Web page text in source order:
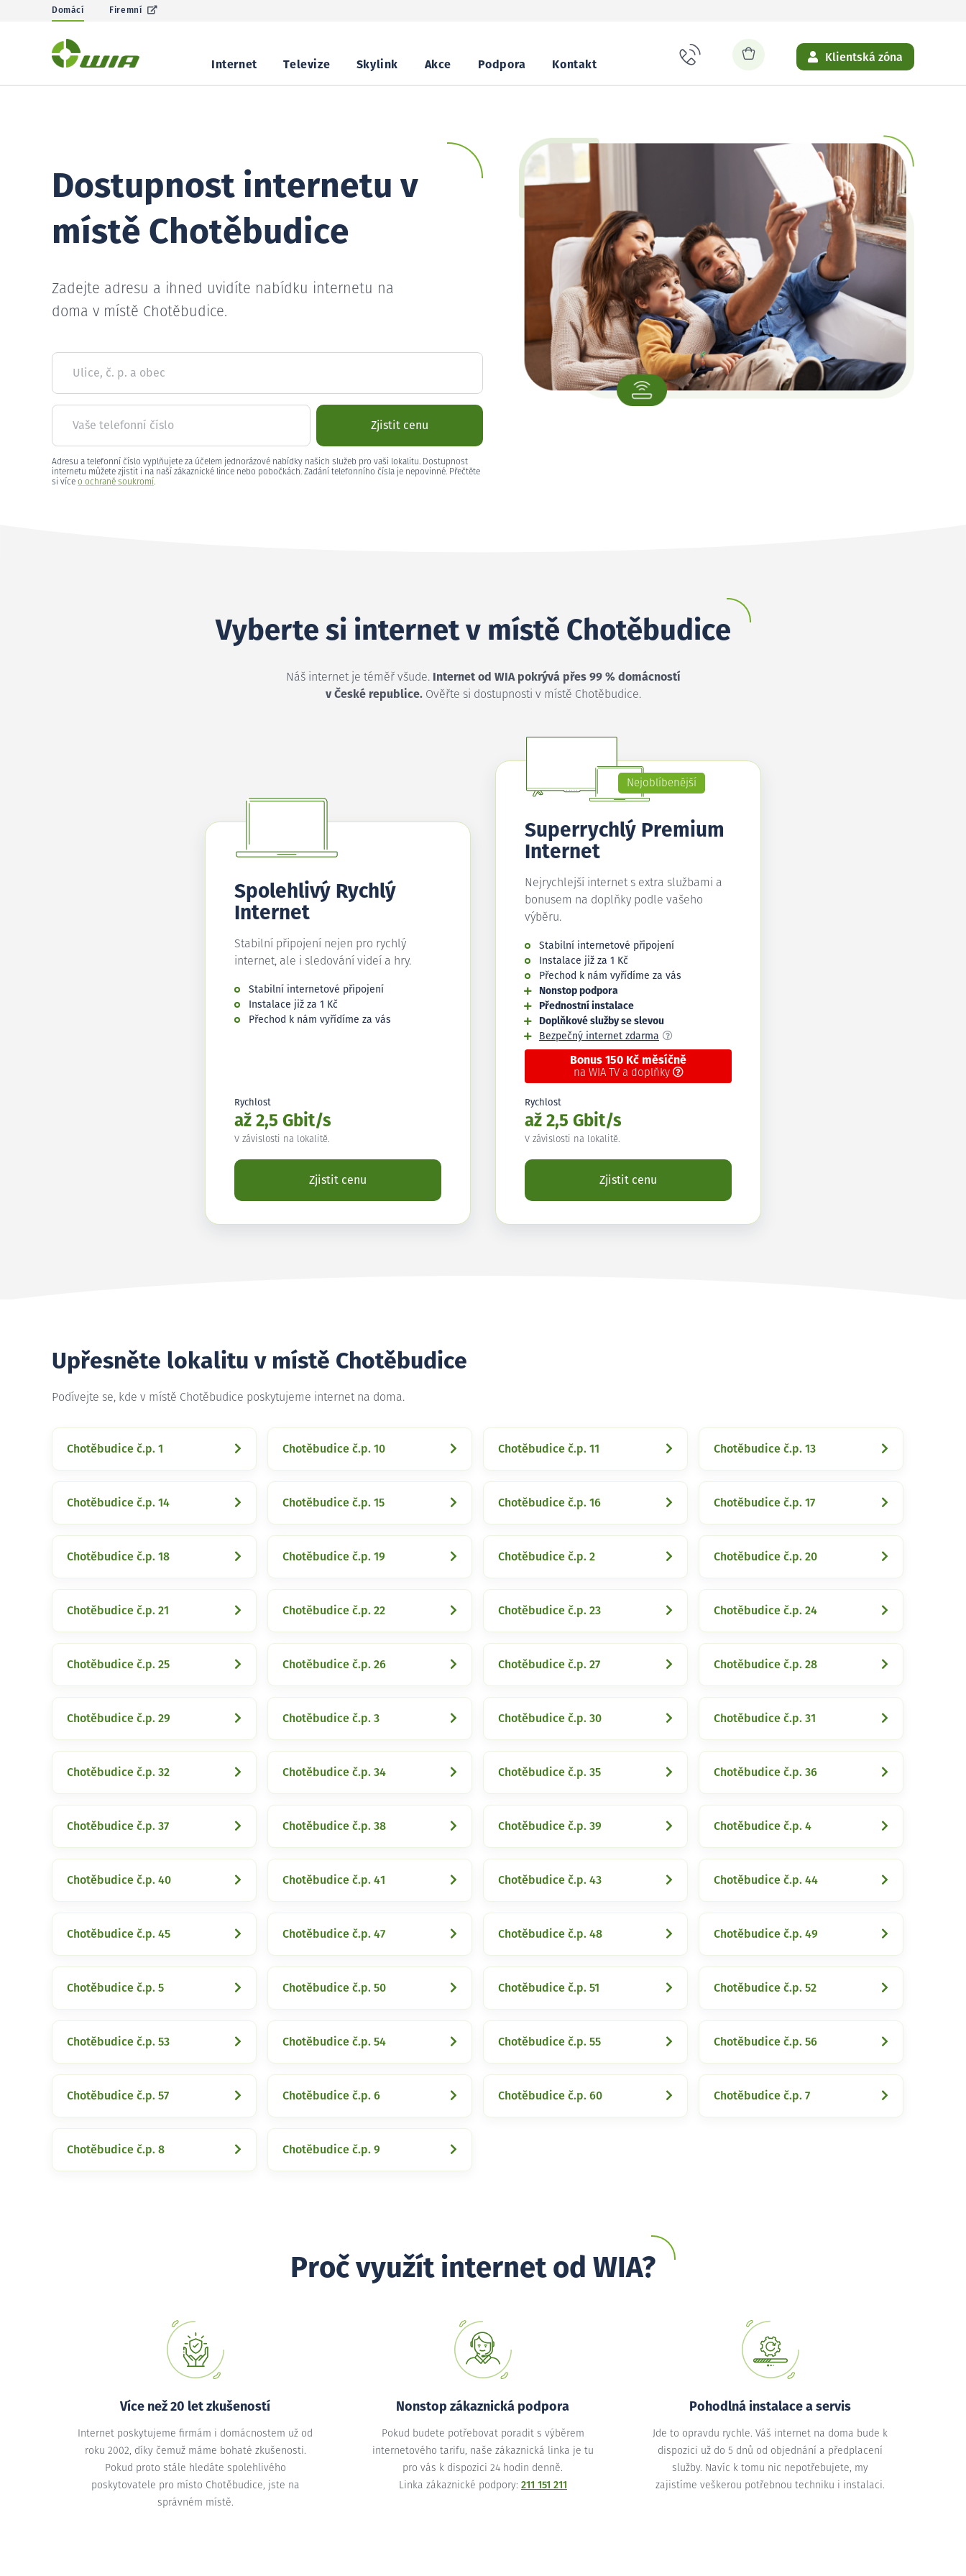
Domácí Firemní
Internet Televize Skylink Akce Podpora Kontakt
Klientská zóna
Dostupnost internetu v
místě Chotěbudice
Zadejte adresu a ihned uvidíte nabídku internetu na
doma v místě Chotěbudice.
Ulice, č. p. a obec
Vaše telefonní číslo Zjistit cenu
Adresu a telefonní číslo vyplňujete za účelem jednorázové nabídky našich služeb pro vaši lokalitu. Dostupnost
internetu můžete zjistit i na naší zákaznické lince nebo pobočkách. Zadání telefonního čísla je nepovinné. Přečtěte
si více o ochraně soukromí.
Vyberte si internet v místě Chotěbudice
Náš internet je téměř všude.
Internet od WIA pokrývá přes 99 % domácností
v České republice.Ověřte si dostupnosti v místě Chotěbudice.
Spolehlivý Rychlý
Internet
Stabilní připojení nejen pro rychlý
internet, ale i sledování videí a hry.
Stabilní internetové připojení
Instalace již za 1 Kč
Přechod k nám vyřídíme za vás
Rychlost
až 2,5 Gbit/s
V závislosti na lokalitě.
Zjistit cenu
Nejoblíbenější
Superrychlý Premium
Internet
Nejrychlejší internet s extra službami a
bonusem na doplňky podle vašeho
výběru.
Stabilní internetové připojení
Instalace již za 1 Kč
Přechod k nám vyřídíme za vás
Nonstop podpora
Přednostní instalace
Doplňkové služby se slevou
Bezpečný internet zdarma
Bonus 150 Kč měsíčně
na WIA TV a doplňky
Rychlost
až 2,5 Gbit/s
V závislosti na lokalitě.
Zjistit cenu
Upřesněte lokalitu v místě Chotěbudice
Podívejte se, kde v místě Chotěbudice poskytujeme internet na doma.
Chotěbudice č.p. 1 Chotěbudice č.p. 10 Chotěbudice č.p. 11 Chotěbudice č.p. 13
Chotěbudice č.p. 14 Chotěbudice č.p. 15 Chotěbudice č.p. 16 Chotěbudice č.p. 17
Chotěbudice č.p. 18 Chotěbudice č.p. 19 Chotěbudice č.p. 2 Chotěbudice č.p. 20
Chotěbudice č.p. 21 Chotěbudice č.p. 22 Chotěbudice č.p. 23 Chotěbudice č.p. 24
Chotěbudice č.p. 25 Chotěbudice č.p. 26 Chotěbudice č.p. 27 Chotěbudice č.p. 28
Chotěbudice č.p. 29 Chotěbudice č.p. 3 Chotěbudice č.p. 30 Chotěbudice č.p. 31
Chotěbudice č.p. 32 Chotěbudice č.p. 34 Chotěbudice č.p. 35 Chotěbudice č.p. 36
Chotěbudice č.p. 37 Chotěbudice č.p. 38 Chotěbudice č.p. 39 Chotěbudice č.p. 4
Chotěbudice č.p. 40 Chotěbudice č.p. 41 Chotěbudice č.p. 43 Chotěbudice č.p. 44
Chotěbudice č.p. 45 Chotěbudice č.p. 47 Chotěbudice č.p. 48 Chotěbudice č.p. 49
Chotěbudice č.p. 5 Chotěbudice č.p. 50 Chotěbudice č.p. 51 Chotěbudice č.p. 52
Chotěbudice č.p. 53 Chotěbudice č.p. 54 Chotěbudice č.p. 55 Chotěbudice č.p. 56
Chotěbudice č.p. 57 Chotěbudice č.p. 6 Chotěbudice č.p. 60 Chotěbudice č.p. 7
Chotěbudice č.p. 8 Chotěbudice č.p. 9
Proč využít internet od WIA?
Více než 20 let zkušeností
Internet poskytujeme firmám i domácnostem už od
roku 2002, díky čemuž máme bohaté zkušenosti.
Pokud proto stále hledáte spolehlivého
poskytovatele pro místo Chotěbudice, jste na
správném místě.
Nonstop zákaznická podpora
Pokud budete potřebovat poradit s výběrem
internetového tarifu, naše zákaznická linka je tu
pro vás k dispozici 24 hodin denně.
Linka zákaznické podpory: 211 151 211
Pohodlná instalace a servis
Jde to opravdu rychle. Váš internet na doma bude k
dispozici už do 5 dnů od objednání a předplacení
služby. Navíc k tomu nic nepotřebujete, my
zajistíme veškerou potřebnou techniku i instalaci.